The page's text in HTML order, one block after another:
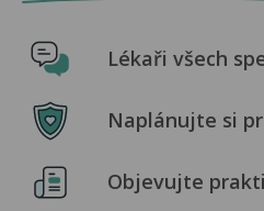
Lékaři všech
Naplánujte si
Objevujte